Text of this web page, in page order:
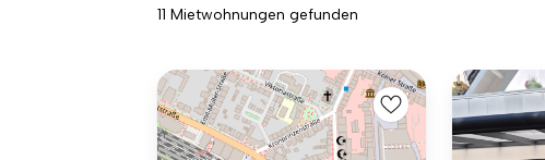
11 Mietwohnungen gefunden